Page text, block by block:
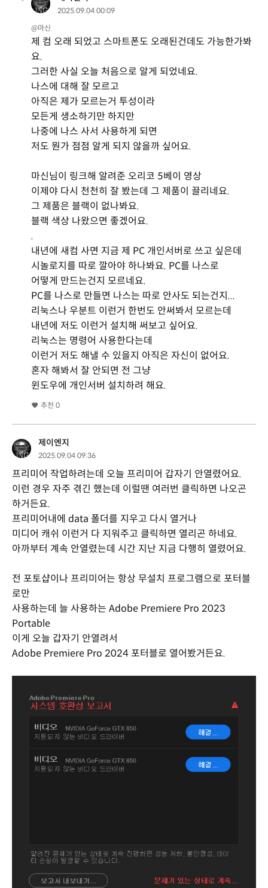
2025.09.04 00:09
@마신
제 컴 오래 되었고 스마트폰도 오래된건데도 가능한가봐
요.
그러한 사실 오늘 처음으로 알게 되었네요.
나스에 대해 잘 모르고
아직은 제가 모르는거 투성이라
모든게 생소하기만 하지만
나중에 나스 사서 사용하게 되면
저도 뭔가 점점 알게 되지 않을까 싶어요.
마신님이 링크해 알려준 오리코 5베이 영상
이제야 다시 천천히 잘 봤는데 그 제품이 끌리네요.
그 제품은 블랙이 없나봐요.
블랙 색상 나왔으면 좋겠어요.
.
내년에 새컴 사면 지금 제 PC 개인서버로 쓰고 싶은데
시놀로지를 따로 깔아야 하나봐요. PC를 나스로
어떻게 만드는건지 모르네요.
PC를 나스로 만들면 나스는 따로 안사도 되는건지...
리눅스나 우분트 이런거 한번도 안써봐서 모르는데
내년에 저도 이런거 설치해 써보고 싶어요.
리눅스는 명령어 사용한다는데
이런거 저도 해낼 수 있을지 아직은 자신이 없어요.
혼자 해봐서 잘 안되면 전 그냥
윈도우에 개인서버 설치하려 해요.
추천 0
제이엔지
2025.09.04 09:36
프리미어 작업하려는데 오늘 프리미어 갑자기 안열렸어요.
이런 경우 자주 겪긴 했는데 이럴땐 여러번 클릭하면 나오곤
하거든요.
프리미어내에 data 폴더를 지우고 다시 열거나
미디어 캐쉬 이런거 다 지워주고 클릭하면 열리곤 하네요.
아까부터 계속 안열렸는데 시간 지난 지금 다행히 열렸어요.
전 포토샵이나 프리미어는 항상 무설치 프로그램으로 포터블
로만
사용하는데 늘 사용하는 Adobe Premiere Pro 2023
Portable
이게 오늘 갑자기 안열려서
Adobe Premiere Pro 2024 포터블로 열어봤거든요.